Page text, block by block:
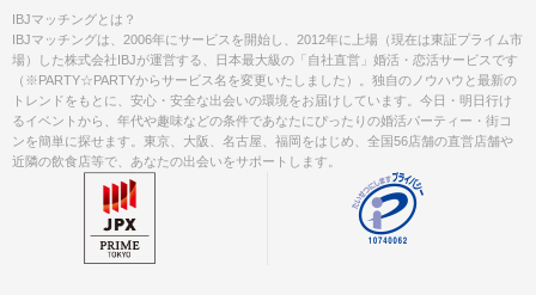
IBJマッチングとは？
IBJマッチングは、2006年にサービスを開始し、2012年に上場（現在は東証プライム市
場）した株式会社IBJが運営する、日本最大級の「自社直営」婚活・恋活サービスです
（※PARTY☆PARTYからサービス名を変更いたしました）。独自のノウハウと最新の
トレンドをもとに、安心・安全な出会いの環境をお届けしています。今日・明日行け
るイベントから、年代や趣味などの条件であなたにぴったりの婚活パーティー・街コ
ンを簡単に探せます。東京、大阪、名古屋、福岡をはじめ、全国56店舗の直営店舗や
近隣の飲食店等で、あなたの出会いをサポートします。